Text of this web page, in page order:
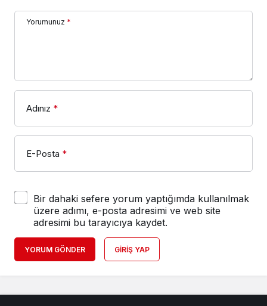
Yorumunuz *
Adınız *
E-Posta *
Bir dahaki sefere yorum yaptığımda kullanılmak
üzere adımı, e-posta adresimi ve web site
adresimi bu tarayıcıya kaydet.
YORUM GÖNDER GIRIŞ YAP